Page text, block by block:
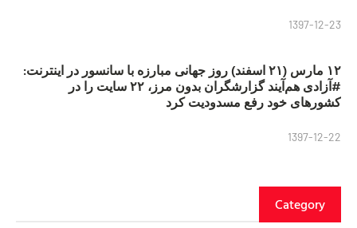
1397-12-23
۱۲ مارس (۲۱ اسفند) روز جهانی مبارزه با سانسور در اینترنت:
#آزادی هم‌آیند گزارشگران‌ بدون مرز، ۲۲ سایت را در
کشورهای خود رفع مسدودیت کرد
1397-12-22
Category